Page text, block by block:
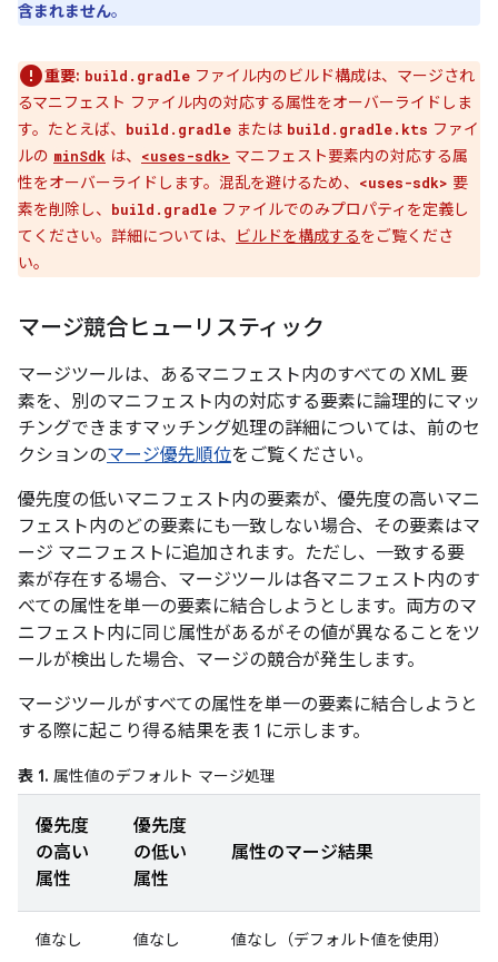
含まれません。
重要: build.gradle ファイル内のビルド構成は、マージされ
るマニフェスト ファイル内の対応する属性をオーバーライドしま
す。たとえば、
build.gradle または build.gradle.kts ファイ
ルの minSdk は、 <uses-sdk> マニフェスト要素内の対応する属
性をオーバーライドします。混乱を避けるため、
<uses-sdk> 要
素を削除し、
build.gradle ファイルでのみプロパティを定義し
てください。詳細については、
ビルドを構成するをご覧くださ
い。
マージ競合ヒューリスティック
マージツールは、あるマニフェスト内のすべての XML 要
素を、別のマニフェスト内の対応する要素に論理的にマッ
チングできますマッチング処理の詳細については、前のセ
クションのマージ優先順位をご覧ください。
優先度の低いマニフェスト内の要素が、優先度の高いマニ
フェスト内のどの要素にも一致しない場合、その要素はマ
ージ マニフェストに追加されます。ただし、一致する要
素が存在する場合、マージツールは各マニフェスト内のす
べての属性を単一の要素に結合しようとします。両方のマ
ニフェスト内に同じ属性があるがその値が異なることをツ
ールが検出した場合、マージの競合が発生します。
マージツールがすべての属性を単一の要素に結合しようと
する際に起こり得る結果を表 1 に示します。
表 1. 属性値のデフォルト マージ処理
優先度
の高い
属性
優先度
の低い
属性
属性のマージ結果
値なし 値なし 値なし（デフォルト値を使用）